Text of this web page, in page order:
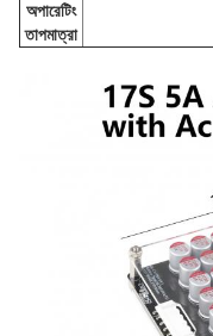
অপারেটিং
তাপমাত্রা